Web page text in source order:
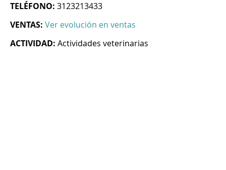
TELÉFONO: 3123213433
VENTAS: Ver evolución en ventas
ACTIVIDAD: Actividades veterinarias